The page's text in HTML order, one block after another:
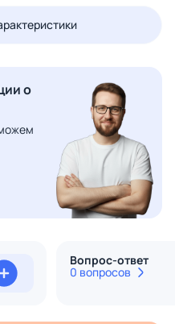
о
Вопрос-ответ
0 вопросов